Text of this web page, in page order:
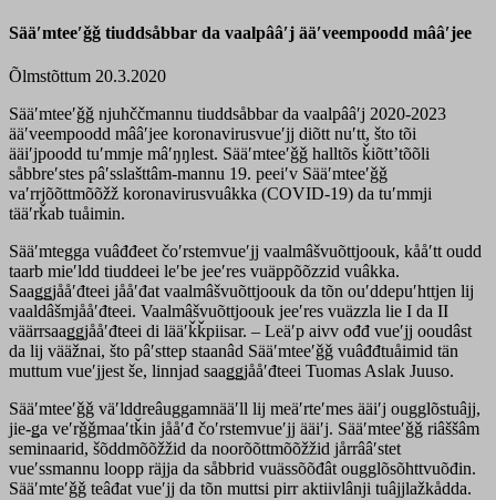
Sääʹmteeʹǧǧ tiuddsåbbar da vaalpââʹj ääʹveempoodd mââʹjee
Õlmstõttum 20.3.2020
Sääʹmteeʹǧǧ njuhččmannu tiuddsåbbar da vaalpââʹj 2020-2023
ääʹveempoodd mââʹjee koronavirusvueʹjj diõtt nuʹtt, što tõi
ääiʹjpoodd tuʹmmje mâʹŋŋlest. Sääʹmteeʹǧǧ halltõs ǩiõttʼtõõli
såbbreʹstes pâʹsslašttâm-mannu 19. peeiʹv Sääʹmteeʹǧǧ
vaʹrrjõõttmõõžž koronavirusvuâkka (COVID-19) da tuʹmmji
tääʹrǩab tuåimin.
Sääʹmtegga vuâđđeet čoʹrstemvueʹjj vaalmâšvuõttjoouk, kååʹtt oudd
taarb mieʹldd tiuddeei leʹbe jeeʹres vuäppõõzzid vuâkka.
Saaǥǥjååʹđteei jååʹđat vaalmâšvuõttjoouk da tõn ouʹddepuʹhttjen lij
vaaldâšmjååʹđteei. Vaalmâšvuõttjoouk jeeʹres vuäzzla lie I da II
väärrsaaǥǥjååʹđteei di lääʹǩǩpiisar. – Leäʹp aivv ođđ vueʹjj ooudâst
da lij vääžnai, što pâʹsttep staanâd Sääʹmteeʹǧǧ vuâđđtuåimid tän
muttum vueʹjjest še, linnjad saaǥǥjååʹđteei Tuomas Aslak Juuso.
Sääʹmteeʹǧǧ väʹlddreâuggamnääʹll lij meäʹrteʹmes ääiʹj ougglõstuâjj,
jie-ǥa veʹrǧǧmaaʹtǩin jååʹđ čoʹrstemvueʹjj ääiʹj. Sääʹmteeʹǧǧ riâššâm
seminaarid, šõddmõõžžid da noorõõttmõõžžid jårrââʹstet
vueʹssmannu loopp räjja da såbbrid vuässõõđât ougglõsõhttvuõđin.
Sääʹmteʹǧǧ teâđat vueʹjj da tõn muttsi pirr aktiivlânji tuâjjlažkådda.